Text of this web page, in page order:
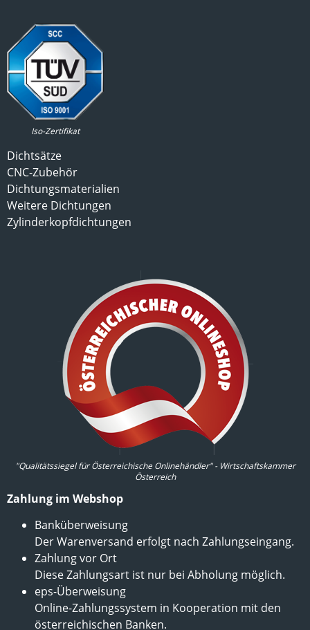
Iso-Zertifikat
Dichtsätze
CNC-Zubehör
Dichtungsmaterialien
Weitere Dichtungen
Zylinderkopfdichtungen
"Qualitätssiegel für Österreichische Onlinehändler" - Wirtschaftskammer
Österreich
Zahlung im Webshop
Banküberweisung
Der Warenversand erfolgt nach Zahlungseingang.
Zahlung vor Ort
Diese Zahlungsart ist nur bei Abholung möglich.
eps-Überweisung
Online-Zahlungssystem in Kooperation mit den
österreichischen Banken.